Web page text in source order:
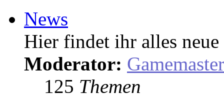
News
Hier findet ihr alles
Moderator: Gamemaster
125 Themen